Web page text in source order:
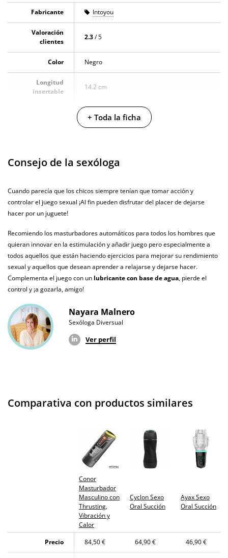
producto. Todas las opiniones que recibimos de los artículos que
ofrecemos son reales y están verificadas. Para nosotros este gesto es muy
importante, y nos ayuda a mejorar y ofrecer un mejor servicio al resto de
usuarios.
Fabricante Intoyou
Valoración
clientes
2.3/ 5
Color Negro
Longitud
insertable
14.2 cm
Efecto calor
vegano
No testado en
animales
Envío discreto Paquete discreto y sin distintivos
Garantías
Producto
original
¿Cuándo lo
+ Toda la ficha
Consejo de la sexóloga
Cuando parecía que los chicos siempre tenían que tomar acción y
controlar el juego sexual ¡Al fin pueden disfrutar del placer de dejarse
hacer por un juguete!
Recomiendo los masturbadores automáticos para todos los hombres que
quieran innovar en la estimulación y añadir juego pero especialmente a
todos aquellos que están haciendo ejercicios para mejorar su rendimiento
sexual y aquellos que desean aprender a relajarse y dejarse hacer.
Complementa el juego con un lubricante con base de agua, pierde el
control y ¡a gozarla, amigo!
Nayara Malnero
Sexóloga Diversual
Ver perfil
Comparativa con productos similares
Conor
Masturbador
Masculino con
Thrusting,
Vibración y
Calor
Cyclon Sexo
Oral Succión
Ayax Sexo
Oral Succión
Precio 84,50 € 64,90 € 46,90 €